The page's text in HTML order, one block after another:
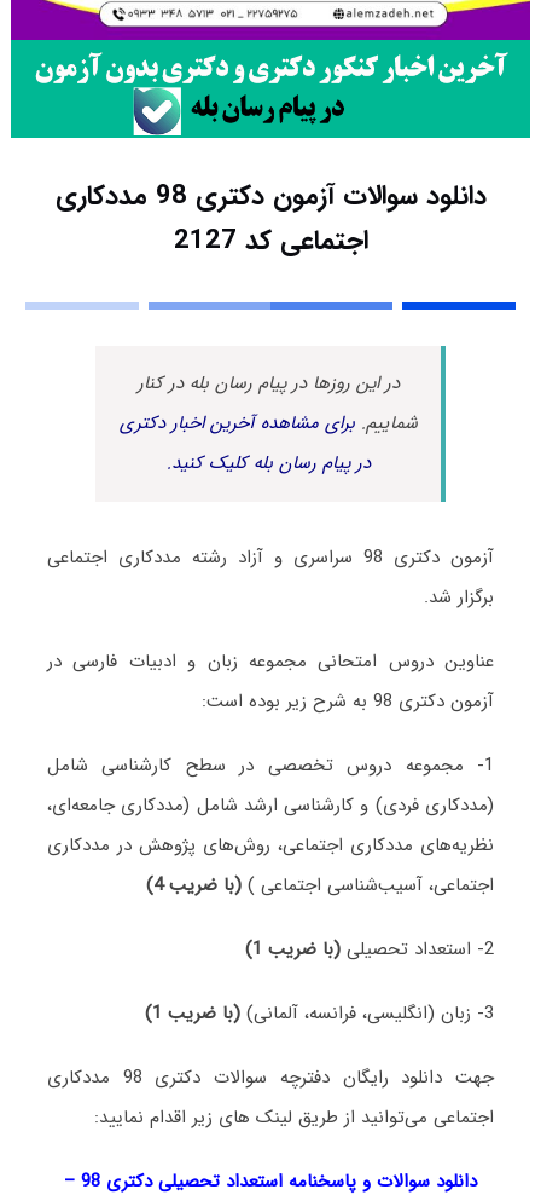
دانلود سوالات آزمون دکتری 98 مددکاری
اجتماعی کد 2127
در این روزها در پیام رسان بله در کنار
شماییم.برای مشاهده آخرین اخبار دکتری
در پیام رسان بله کلیک کنید.
آزمون دکتری 98 سراسری و آزاد رشته مددکاری اجتماعی
برگزار شد.
عناوین دروس امتحانی مجموعه زبان و ادبیات فارسی در
آزمون دکتری 98 به شرح زیر بوده است:
1- مجموعه دروس تخصصی در سطح کارشناسی شامل
(مددکاری فردی) و کارشناسی ارشد شامل (مددکاری جامعه‌ای،
نظریه‌های مددکاری اجتماعی، روش‌های پژوهش در مددکاری
اجتماعی، آسیب‌شناسی اجتماعی ) (با ضریب 4)
2- استعداد تحصیلی (با ضریب 1)
3- زبان (انگلیسی، فرانسه، آلمانی) (با ضریب 1)
جهت دانلود رایگان دفترچه سوالات دکتری 98 مددکاری
اجتماعی می‌توانید از طریق لینک های زیر اقدام نمایید:
دانلود سوالات و پاسخنامه استعداد تحصیلی دکتری 98
–